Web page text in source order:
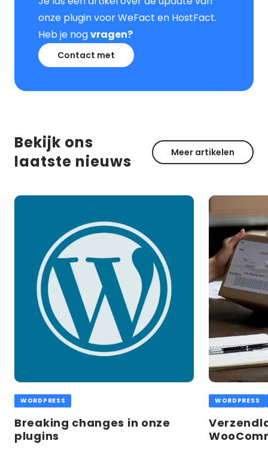
onze plugin voor WeFact en HostFact.
Heb je nogvragen?
Contact met
Bekijk ons
laatste nieuws
Meer artikelen
Lees
WORDPRESS
Breaking changes in onze
plugins
Lees
meer
WORDPRESS